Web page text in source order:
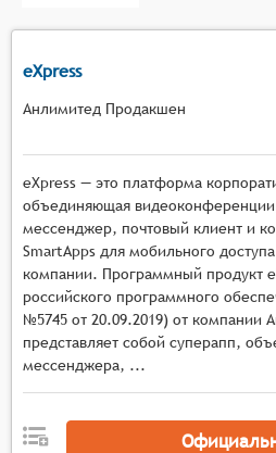
Поддержка
Функции для
настройками
Возможность
телефонными
Поддержка мобильных
вне офиса.
eXpress
Анлимитед Продакшен
eXpress — это платформа
объединяющая
мессенджер, почтовый клиент и
SmartApps для мобильного
компании. Программный продукт
российского программного
№5745 от 20.09.2019) от компании
представляет собой суперапп,
мессенджера, ...